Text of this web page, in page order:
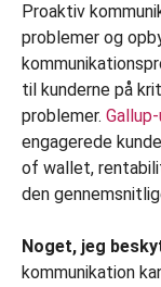
Proaktiv
problemer og
til kunderne på
problemer.
engagerede
of wallet,
den
Noget, jeg
kommunikation